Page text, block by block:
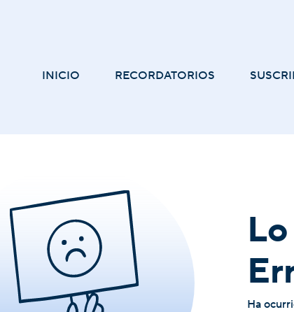
INICIO RECORDATORIOS
Ha